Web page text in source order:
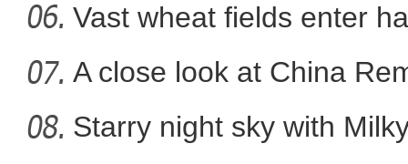
Vast wheat fields enter
A close look at China
Starry night sky with